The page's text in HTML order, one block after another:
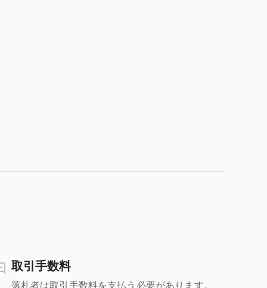
取引手数料
落札者は取引手数料を支払う必要があります。